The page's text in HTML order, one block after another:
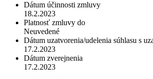
Dátum účinnosti zmluvy
18.2.2023
Platnosť zmluvy do
Neuvedené
Dátum uzatvorenia/udelenia súhlasu s
17.2.2023
Dátum zverejnenia
17.2.2023